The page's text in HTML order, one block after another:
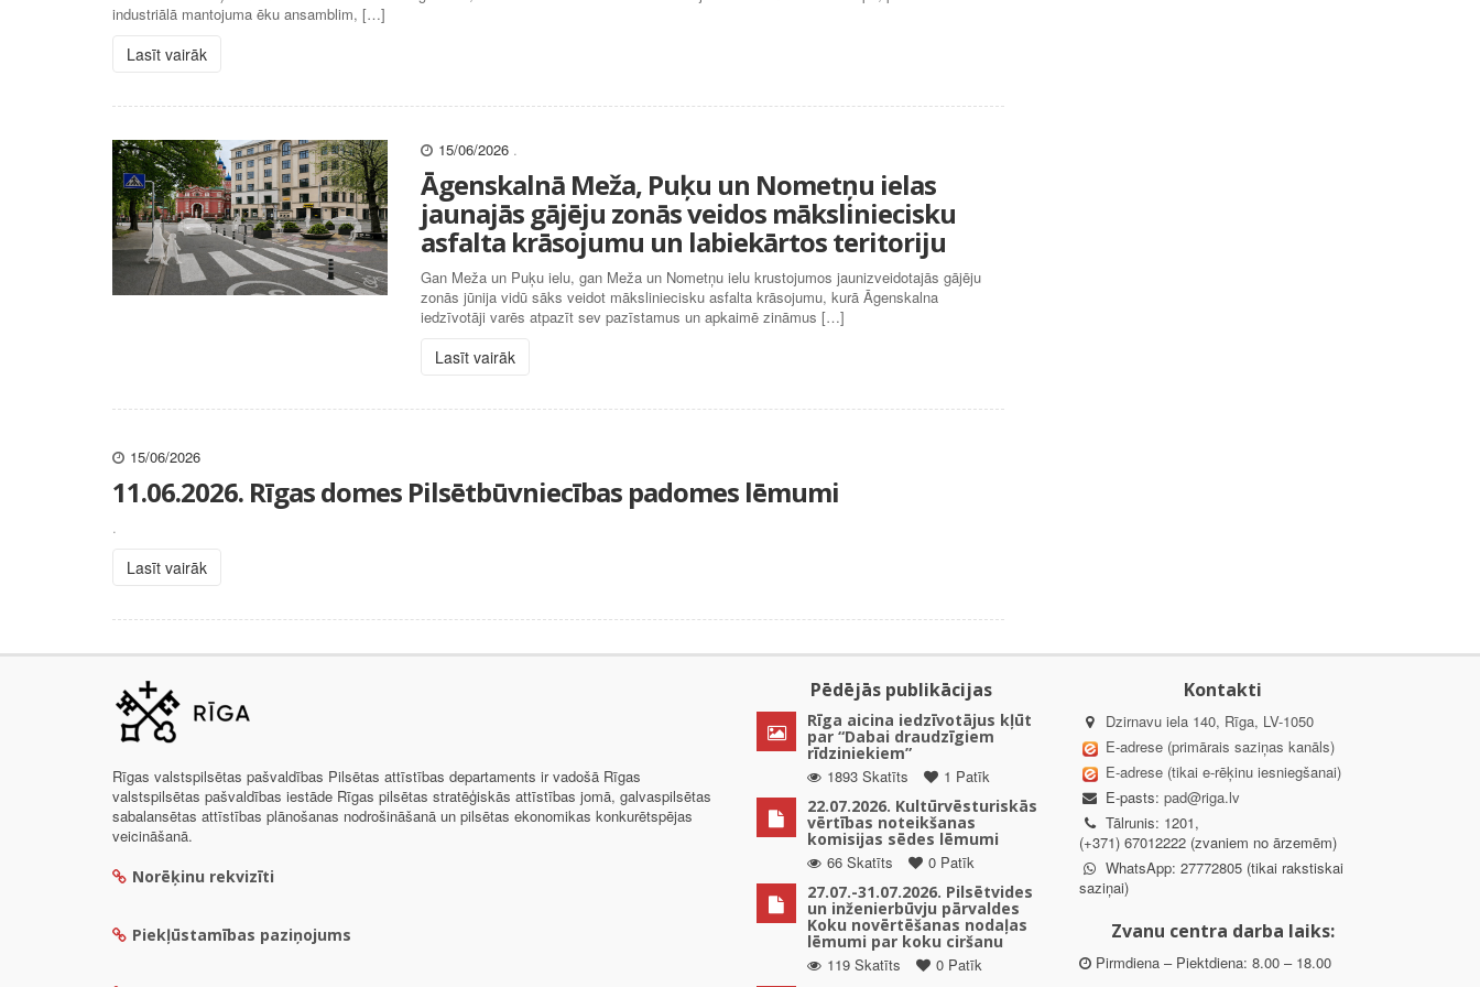
industriālā mantojuma ēku ansamblim, […]
Lasīt vairāk
15/06/2026 .
Āgenskalnā Meža, Puķu un Nometņu ielas
jaunajās gājēju zonās veidos māksliniecisku
asfalta krāsojumu un labiekārtos teritoriju
Gan Meža un Puķu ielu, gan Meža un Nometņu ielu krustojumos jaunizveidotajās gājēju
zonās jūnija vidū sāks veidot māksliniecisku asfalta krāsojumu, kurā Āgenskalna
iedzīvotāji varēs atpazīt sev pazīstamus un apkaimē zināmus […]
Lasīt vairāk
15/06/2026
11.06.2026. Rīgas domes Pilsētbūvniecības padomes lēmumi
.
Lasīt vairāk
Rīgas valstspilsētas pašvaldības Pilsētas attīstības departaments ir vadošā Rīgas
valstspilsētas pašvaldības iestāde Rīgas pilsētas stratēģiskās attīstības jomā, galvaspilsētas
sabalansētas attīstības plānošanas nodrošināšanā un pilsētas ekonomikas konkurētspējas
veicināšanā.
Norēķinu rekvizīti
Piekļūstamības paziņojums
Pēdējās publikācijas
Rīga aicina iedzīvotājus kļūt
par “Dabai draudzīgiem
rīdziniekiem”
1893 Skatīts
1 Patīk
22.07.2026. Kultūrvēsturiskās
vērtības noteikšanas
komisijas sēdes lēmumi
66 Skatīts
0 Patīk
27.07.-31.07.2026. Pilsētvides
un inženierbūvju pārvaldes
Koku novērtēšanas nodaļas
lēmumi par koku ciršanu
119 Skatīts
0 Patīk
Kontakti
Dzirnavu iela 140, Rīga, LV-1050
E-adrese (primārais saziņas kanāls)
E-adrese (tikai e-rēķinu iesniegšanai)
E-pasts: pad@riga.lv
Tālrunis: 1201,
(+371) 67012222 (zvaniem no ārzemēm)
WhatsApp: 27772805 (tikai rakstiskai
saziņai)
Zvanu centra darba laiks:
Pirmdiena – Piektdiena: 8.00 – 18.00